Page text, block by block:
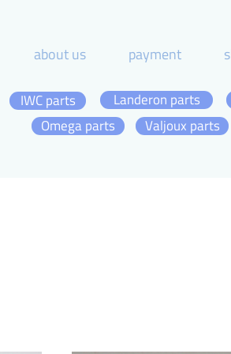
about us payment
Omega parts
IWC parts
Landeron parts
Valjoux parts